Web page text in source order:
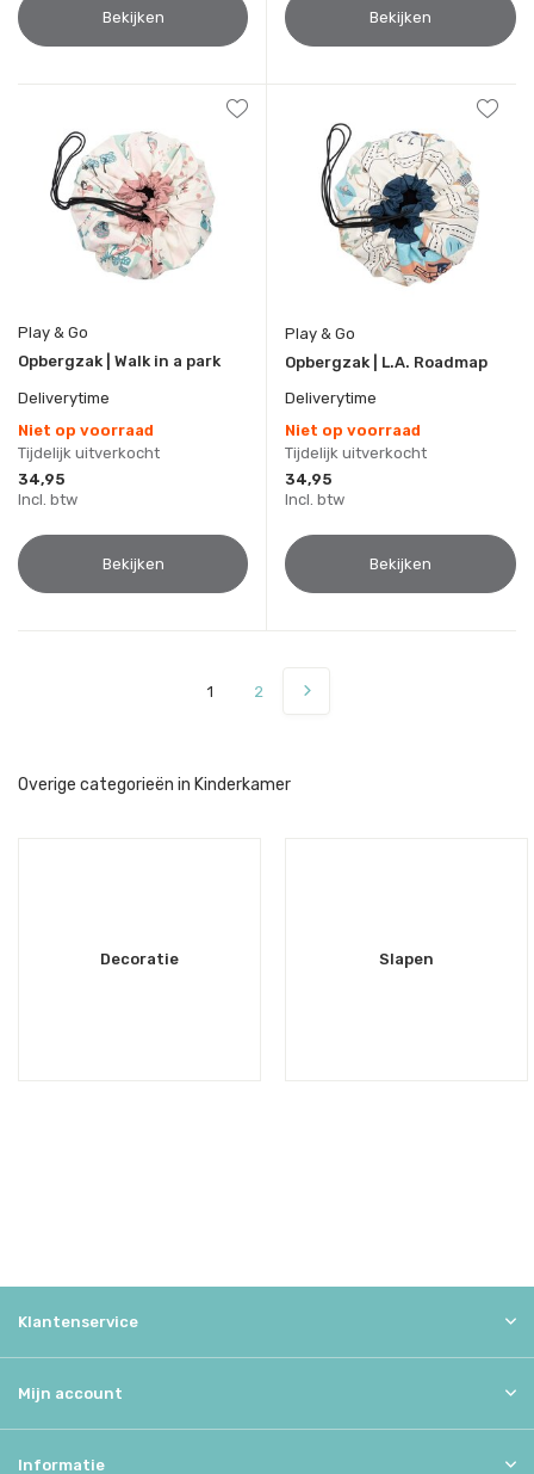
Bekijken Bekijken
Play & Go
Opbergzak | Walk in a park
Deliverytime
Niet op voorraad
Tijdelijk uitverkocht
34,95
Incl. btw
Bekijken
Play & Go
Opbergzak | L.A. Roadmap
Deliverytime
Niet op voorraad
Tijdelijk uitverkocht
34,95
Incl. btw
Bekijken
1 2
Overige categorieën in Kinderkamer
Decoratie Slapen
Klantenservice
Mijn account
Informatie